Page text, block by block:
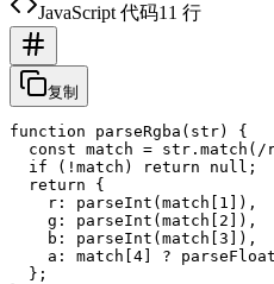
JavaScript 代码11 行
复制
function parseRgba(str) {
const match =
  if (!match) return null;
  return {
    r: parseInt(match[1]),
    g: parseInt(match[2]),
    b: parseInt(match[3]),
a: match[4] ?
  };